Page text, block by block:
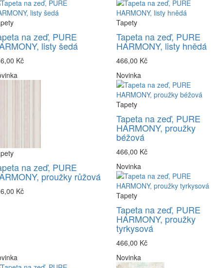
na zeď, PURE
listy šedá
Kč
Tapety
Tapeta na zeď, PURE
HARMONY, listy hnědá
466,00 Kč
na zeď, PURE
proužky růžová
Kč
Novinka
Tapety
Tapeta na zeď, PURE
HARMONY, proužky
béžová
466,00 Kč
Novinka
Tapety
Tapeta na zeď, PURE
HARMONY, proužky
tyrkysová
466,00 Kč
Novinka